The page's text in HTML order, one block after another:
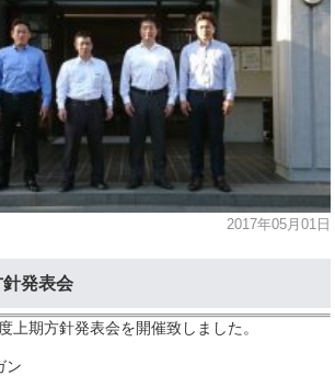
2017年05月01日
発表会
上期方針発表会を開催致しました。
ン